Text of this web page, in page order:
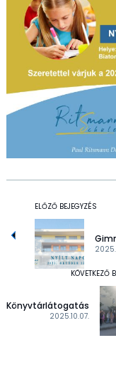
ELŐZŐ BEJEGYZÉS
KÖVETKEZŐ
2025.10.07.
Könyvtárlátogatás